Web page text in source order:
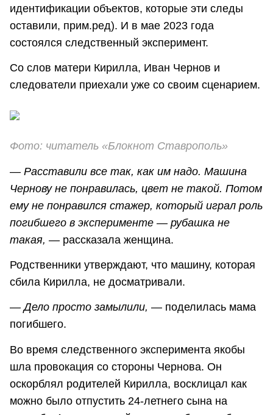
идентификации объектов, которые эти следы
оставили, прим.ред). И в мае 2023 года
состоялся следственный эксперимент.
Со слов матери Кирилла, Иван Чернов и
следователи приехали уже со своим сценарием.
Фото: читатель «Блокнот Ставрополь»
— Расставили все так, как им надо. Машина
Чернову не понравилась, цвет не такой. Потом
ему не понравился стажер, который играл роль
погибшего в эксперименте — рубашка не
такая, — рассказала женщина.
Родственники утверждают, что машину, которая
сбила Кирилла, не досматривали.
—Дело просто замылили, — поделилась мама
погибшего.
Во время следственного эксперимента якобы
шла провокация со стороны Чернова. Он
оскорблял родителей Кирилла, восклицал как
можно было отпустить 24-летнего сына на